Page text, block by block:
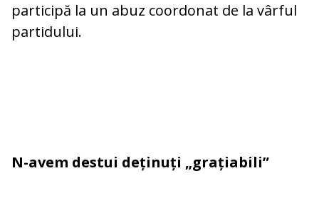
participă la un abuz coordonat de la vârful
partidului.
N-avem destui deținuți „grațiabili”